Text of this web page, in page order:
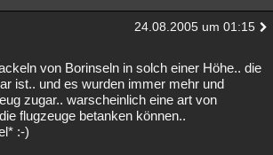
24.08.2005 um 01:15
von Borinseln in solch einer Höhe.. die
ist.. und es wurden immer mehr und
zugar.. warscheinlich eine art von
flugzeuge betanken können..
:-)